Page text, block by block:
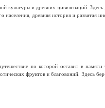
культуры и древних цивилизаций.
населения, древняя история и развитая
по которой оставит в
фруктов и благовоний. Здесь